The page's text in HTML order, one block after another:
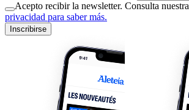
Acepto recibir la newsletter. Consulta nuestra
privacidad para saber más.
Inscribirse